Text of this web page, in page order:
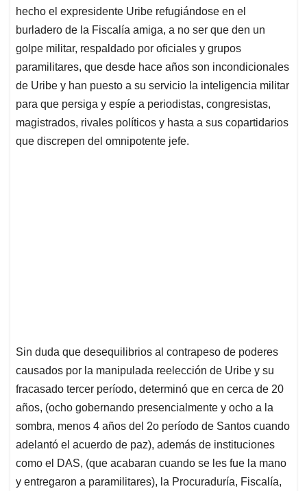
hecho el expresidente Uribe refugiándose en el
burladero de la Fiscalía amiga, a no ser que den un
golpe militar, respaldado por oficiales y grupos
paramilitares, que desde hace años son incondicionales
de Uribe y han puesto a su servicio la inteligencia militar
para que persiga y espíe a periodistas, congresistas,
magistrados, rivales políticos y hasta a sus copartidarios
que discrepen del omnipotente jefe.
Sin duda que desequilibrios al contrapeso de poderes
causados por la manipulada reelección de Uribe y su
fracasado tercer período, determinó que en cerca de 20
años, (ocho gobernando presencialmente y ocho a la
sombra, menos 4 años del 2o período de Santos cuando
adelantó el acuerdo de paz), además de instituciones
como el DAS, (que acabaran cuando se les fue la mano
y entregaron a paramilitares), la Procuraduría, Fiscalía,